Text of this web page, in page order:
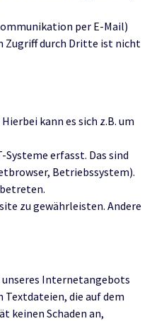
per E-Mail)
Zugriff durch Dritte ist nicht
kann es sich z.B. um
erfasst. Das sind
Betriebssystem).
zu gewährleisten. Andere
unseres Internetangebots
Textdateien, die auf dem
keinen Schaden an,